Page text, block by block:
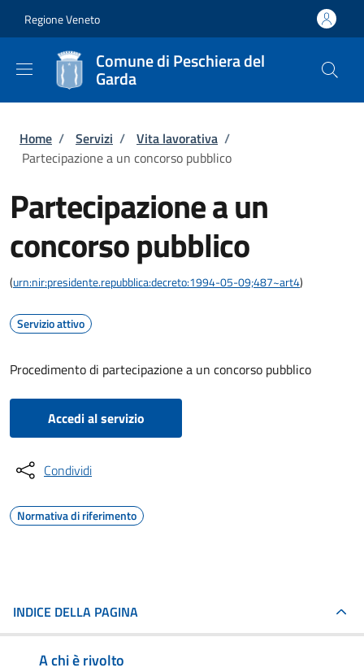
Regione Veneto
Comune di Peschiera del
Garda
Briciole di pane
Home / Servizi / Vita lavorativa /
Partecipazione a un concorso pubblico
Partecipazione a un
concorso pubblico
(urn:nir:presidente.repubblica:decreto:1994-05-09;487~art4)
Servizio attivo
Procedimento di partecipazione a un concorso pubblico
Accedi al servizio
Condividi
Normativa di riferimento
INDICE DELLA PAGINA
A chi è rivolto